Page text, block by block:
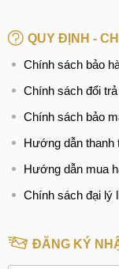
Báo
nhiệt làm mềm
màn hình ra khỏi
quan như nguồn,
QUY ĐỊNH -
Chính sách bảo
Chính sách đổi
Chính sách bảo
Hướng dẫn thanh
Hướng dẫn mua
Chính sách đại lý
ĐĂNG KÝ